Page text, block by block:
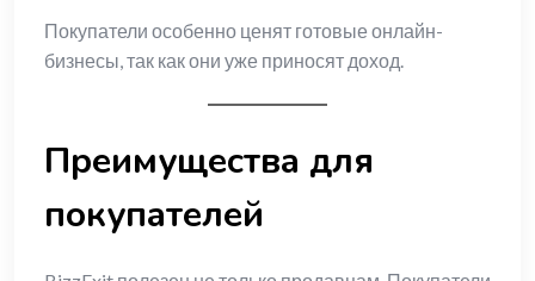
Покупатели особенно ценят готовые онлайн-
бизнесы, так как они уже приносят доход.
Преимущества для
покупателей